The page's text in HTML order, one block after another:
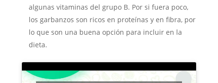
algunas vitaminas del grupo B. Por si fuera poco,
los garbanzos son ricos en proteínas y en fibra, por
lo que son una buena opción para incluir en la
dieta.